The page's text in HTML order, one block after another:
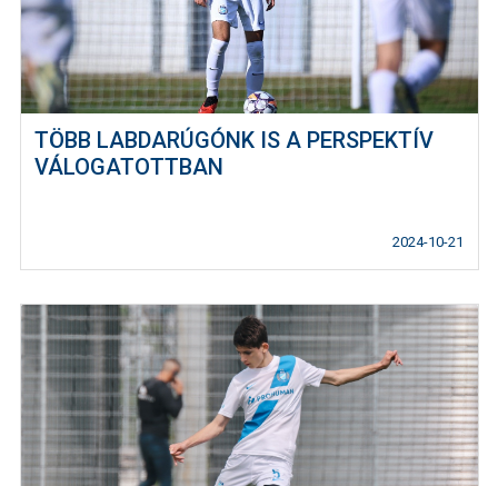
TÖBB LABDARÚGÓNK IS A PERSPEKTÍV
VÁLOGATOTTBAN
2024-10-21